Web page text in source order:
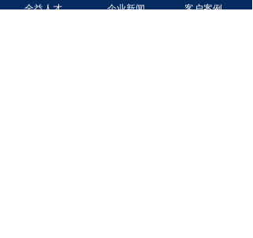
全益人才 企业新闻 客户案例